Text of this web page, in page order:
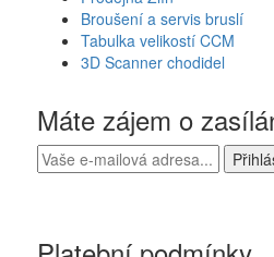
Broušení a servis bruslí
Tabulka velikostí CCM
3D Scanner chodidel
Máte zájem o